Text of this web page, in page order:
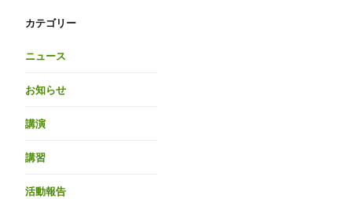
カテゴリー
ニュース
お知らせ
講演
講習
活動報告